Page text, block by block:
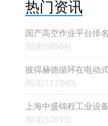
热门资讯
国产高空作业平台排
阅读(68964)
彼得赫德循环在电动
阅读(117340)
上海中盛锦程工业设
阅读(32693)